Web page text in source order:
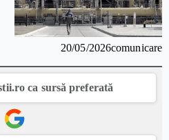
20/05/2026comunicare
ca sursă preferată